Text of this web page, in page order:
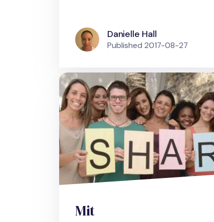
Danielle Hall
Published 2017-08-27
Mit